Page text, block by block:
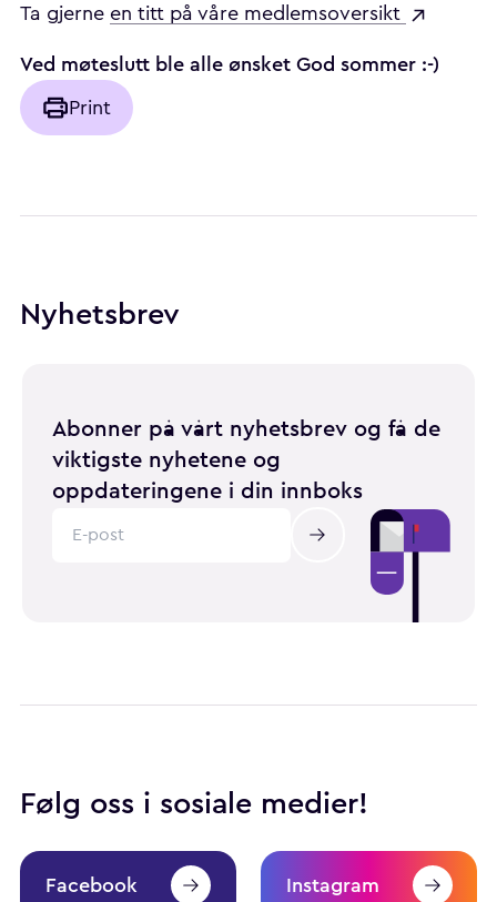
Ta gjerne en titt på våre medlemsoversikt
Ved møteslutt ble alle ønsket God sommer :-)
Print
Nyhetsbrev
Abonner på vårt nyhetsbrev og få de
viktigste nyhetene og
oppdateringene i din innboks
Følg oss i sosiale medier!
Facebook Instagram